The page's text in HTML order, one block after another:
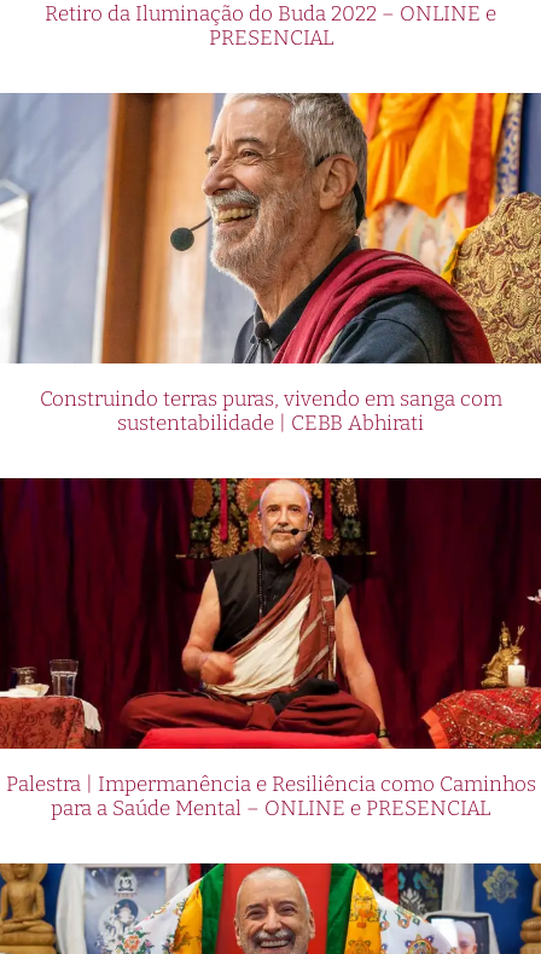
Retiro da Iluminação do Buda 2022 – ONLINE e
PRESENCIAL
Construindo terras puras, vivendo em sanga com
sustentabilidade | CEBB Abhirati
Palestra | Impermanência e Resiliência como Caminhos
para a Saúde Mental – ONLINE e PRESENCIAL